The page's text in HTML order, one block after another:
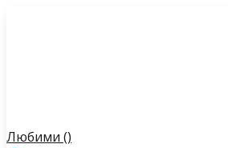
Любими ()